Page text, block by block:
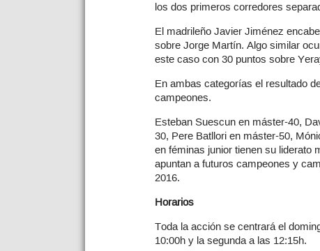
los dos primeros corredores
El madrileño Javier Jiménez
sobre Jorge Martín. Algo similar
este caso con 30 puntos sobre
En ambas categorías el resultado
campeones.
Esteban Suescun en máster-40,
30, Pere Batllori en máster-50,
en féminas junior tienen su liderato
apuntan a futuros campeones y
2016.
Horarios
Toda la acción se centrará el
10:00h y la segunda a las 12:15h.